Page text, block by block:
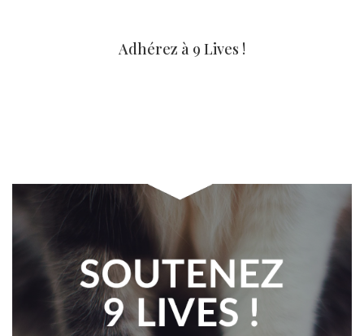
Adhérez à 9 Lives !